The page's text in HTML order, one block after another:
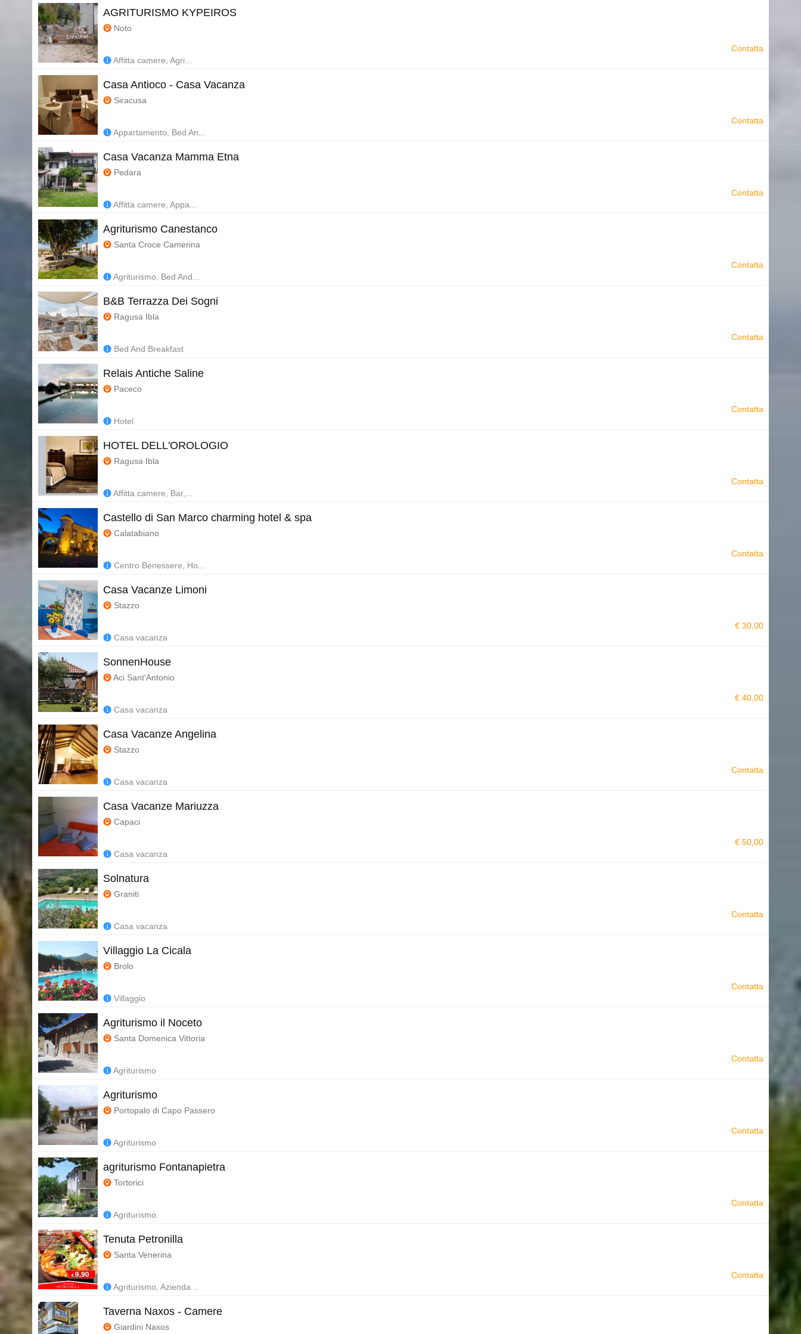
AGRITURISMO KYPEIROS
Noto
Affitta camere, Agri...
Contatta
Casa Antioco - Casa Vacanza
Siracusa
Appartamento, Bed An...
Contatta
Casa Vacanza Mamma Etna
Pedara
Affitta camere, Appa...
Contatta
Agriturismo Canestanco
Santa Croce Camerina
Agriturismo, Bed And...
Contatta
B&B Terrazza Dei Sogni
Ragusa Ibla
Bed And Breakfast
Contatta
Relais Antiche Saline
Paceco
Hotel
Contatta
HOTEL DELL'OROLOGIO
Ragusa Ibla
Affitta camere, Bar,...
Contatta
Castello di San Marco charming hotel & spa
Calatabiano
Centro Benessere, Ho...
Contatta
Casa Vacanze Limoni
Stazzo
Casa vacanza
€ 30,00
SonnenHouse
Aci Sant'Antonio
Casa vacanza
€ 40,00
Casa Vacanze Angelina
Stazzo
Casa vacanza
Contatta
Casa Vacanze Mariuzza
Capaci
Casa vacanza
€ 50,00
Solnatura
Graniti
Casa vacanza
Contatta
Villaggio La Cicala
Brolo
Villaggio
Contatta
Agriturismo il Noceto
Santa Domenica Vittoria
Agriturismo
Contatta
Agriturismo
Portopalo di Capo Passero
Agriturismo
Contatta
agriturismo Fontanapietra
Tortorici
Agriturismo
Contatta
Tenuta Petronilla
Santa Venerina
Agriturismo, Azienda...
Contatta
Taverna Naxos - Camere
Giardini Naxos